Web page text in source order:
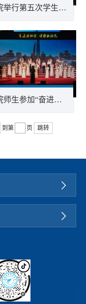
学院举行第五次学生代表大会
学院师生参加“奋进新征程 颂歌献给党”文艺活动
到第 页 跳转